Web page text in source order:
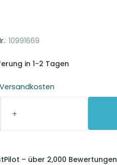
: 10991669
in 1-2 Tagen
Versandkosten
– über 2,000 Bewertungen